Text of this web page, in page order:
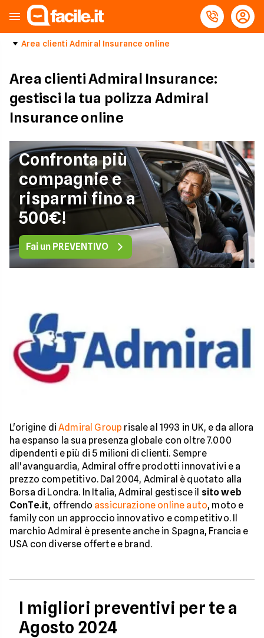
Area clienti Admiral Insurance online
Area clienti Admiral Insurance:
gestisci la tua polizza Admiral
Insurance online
Confronta più
compagnie e
risparmi fino a
500€!
Fai un PREVENTIVO
L'origine diAdmiral Group risale al 1993 in UK, e da allora
ha espanso la sua presenza globale con oltre 7.000
dipendenti e più di 5 milioni di clienti. Sempre
all'avanguardia, Admiral offre prodotti innovativi e a
prezzo competitivo. Dal 2004, Admiral è quotato alla
Borsa di Londra. In Italia, Admiral gestisce il sito web
ConTe.it, offrendo assicurazione online auto, moto e
family con un approccio innovativo e competitivo. Il
marchio Admiral è presente anche in Spagna, Francia e
USA con diverse offerte e brand.
I migliori preventivi per te a
Agosto 2024